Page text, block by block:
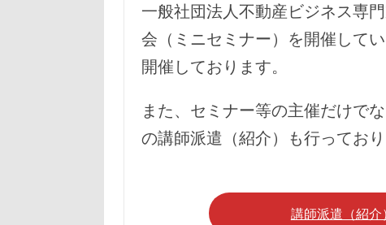
一般社団法人不動産ビジネス専
会（ミニセミナー）を開催して
開催しております。
また、セミナー等の主催だけで
の講師派遣（紹介）も行っており
講師派遣（紹介